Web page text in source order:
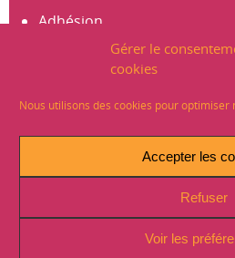
Gérer le
cookies
Nous utilisons des cookies pour optimiser
Accepter les
Refuser
Voir les
Adhésion
S’abonner à la newsletter
Mentions légales
Politique de Confidentialité